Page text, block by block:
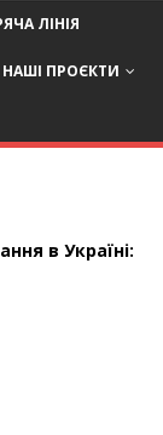
ЛІНІЯ
НАШІ ПРОЄКТИ
в Україні: